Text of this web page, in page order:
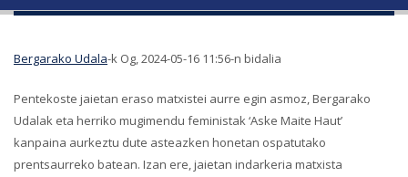
Bergarako Udala-k Og, 2024-05-16 11:56-n bidalia
Pentekoste jaietan eraso matxistei aurre egin asmoz, Bergarako
Udalak eta herriko mugimendu feministak ‘Aske Maite Haut’
kanpaina aurkeztu dute asteazken honetan ospatutako
prentsaurreko batean. Izan ere, jaietan indarkeria matxista